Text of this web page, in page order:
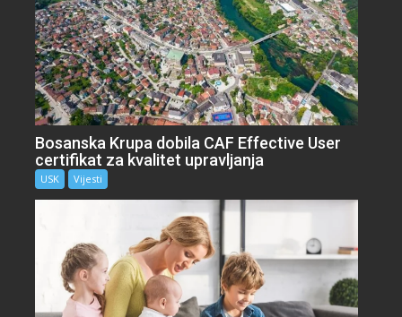
Bosanska Krupa dobila CAF Effective User
certifikat za kvalitet upravljanja
USK Vijesti